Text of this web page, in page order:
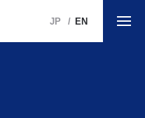
JP EN